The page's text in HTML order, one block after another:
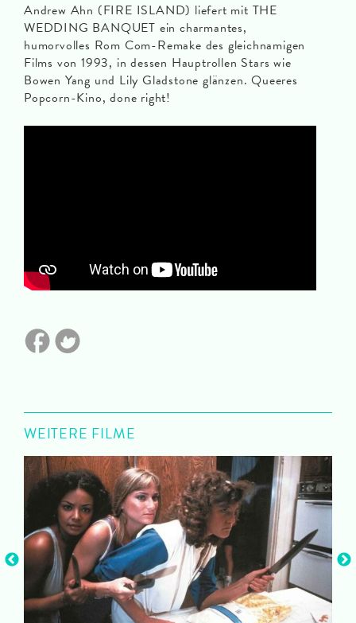
Andrew Ahn (FIRE ISLAND) liefert mit THE
WEDDING BANQUET ein charmantes,
humorvolles Rom Com-Remake des gleichnamigen
Films von 1993, in dessen Hauptrollen Stars wie
Bowen Yang und Lily Gladstone glänzen. Queeres
Popcorn-Kino, done right!
WEITERE FILME